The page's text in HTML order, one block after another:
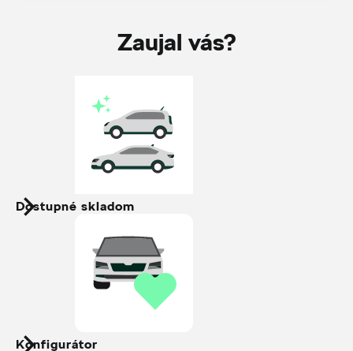
Zaujal vás?
Dostupné skladom
Konfigurátor